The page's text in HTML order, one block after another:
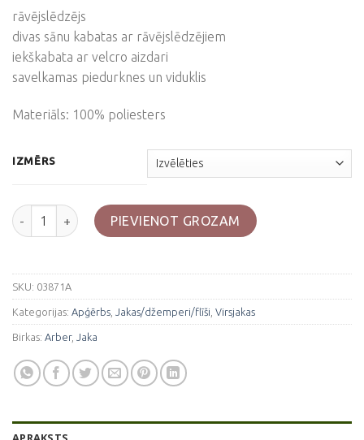
rāvējslēdzējs
divas sānu kabatas ar rāvējslēdzējiem
iekškabata ar velcro aizdari
savelkamas piedurknes un viduklis
Materiāls: 100% poliesters
IZMĒRS
Melna flīša jaka "Arber" daudzums
PIEVIENOT GROZAM
SKU: 03871A
Kategorijas: Apģērbs Jakas/džemperi/flīši Virsjakas
Birkas: Arber, Jaka